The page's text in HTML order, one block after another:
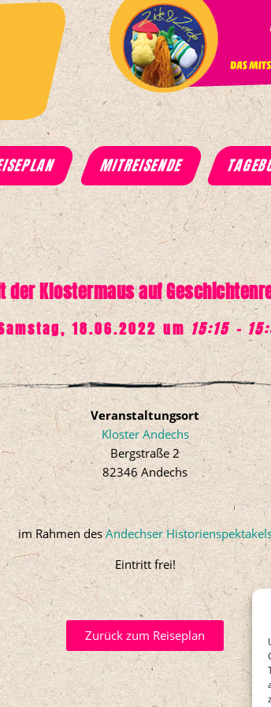
MITREISENDE
der Klostermaus auf
18.06.2022 um15:15 -
Veranstaltungsort
Kloster Andechs
Bergstraße 2
82346 Andechs
im Rahmen des Andechser
Eintritt frei!
Zurück zum Reiseplan